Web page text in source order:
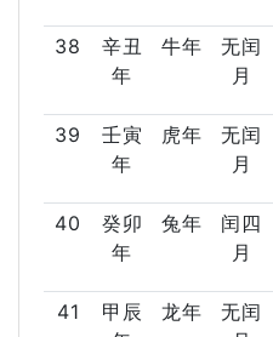
38
辛丑
年
牛年
无闰
月
39
壬寅
年
虎年
无闰
月
40
癸卯
年
兔年
闰四
月
41
甲辰
龙年
无闰